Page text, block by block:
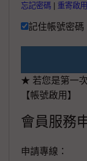
忘記密碼 重寄啟
記住帳號密碼
★ 若您是第一
【帳號啟用】
會員服務
申請專線：